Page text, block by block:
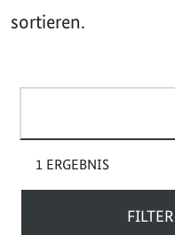
sortieren.
1 ERGEBNIS